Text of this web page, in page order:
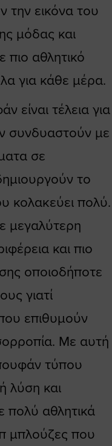
την εικόνα του
μόδας και
αθλητικό
για κάθε μέρα.
είναι τέλεια για
συνδυαστούν με
σε
το
κολακεύει πολύ.
μεγαλύτερη
και πιο
οποιοδήποτε
γιατί
επιθυμούν
Με αυτή
τύπου
λύση και
πολύ αθλητικά
μπλούζες που